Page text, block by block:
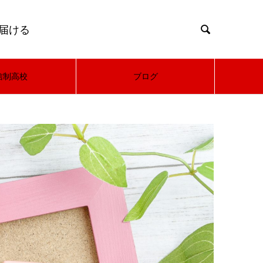
ける 
制高校 ブログ